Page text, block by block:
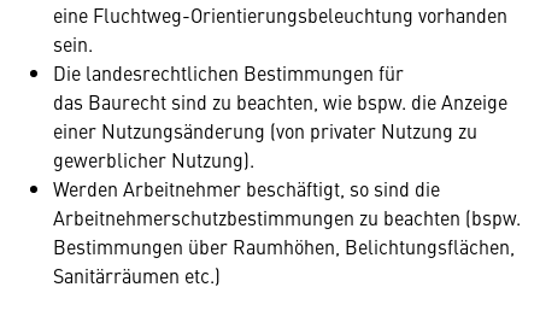
eine Fluchtweg-Orientierungsbeleuchtung vorhanden
sein.
Die landesrechtlichen Bestimmungen für
das Baurecht sind zu beachten, wie bspw. die Anzeige
einer Nutzungsänderung (von privater Nutzung zu
gewerblicher Nutzung).
Werden Arbeitnehmer beschäftigt, so sind die
Arbeitnehmerschutzbestimmungen zu beachten (bspw.
Bestimmungen über Raumhöhen, Belichtungsflächen,
Sanitärräumen etc.)